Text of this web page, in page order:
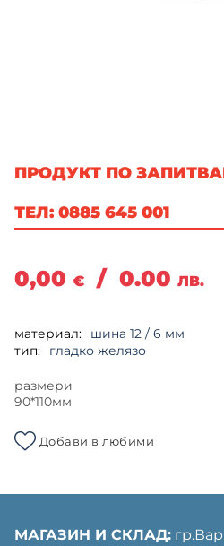
ПРОДУКТ ПО
ТЕЛ: 0885 645 001
0,00 € / 0.00 ЛВ.
материал:
шина 12 / 6 мм
тип:
гладко желязо
размери
90*110мм
Добави в любими
МАГАЗИН И СКЛАД: